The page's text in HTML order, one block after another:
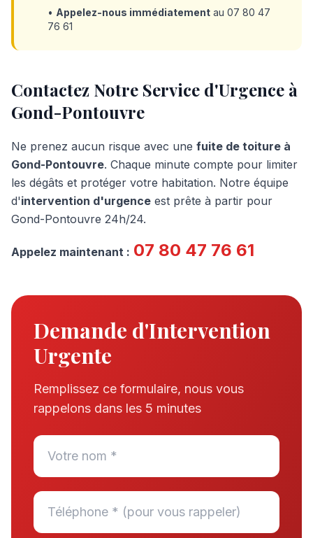
• Appelez-nous immédiatement au 07 80 47
76 61
Contactez Notre Service d'Urgence à
Gond-Pontouvre
Ne prenez aucun risque avec une fuite de toiture à
Gond-Pontouvre. Chaque minute compte pour limiter
les dégâts et protéger votre habitation. Notre équipe
d'intervention d'urgence est prête à partir pour
Gond-Pontouvre 24h/24.
Appelez maintenant : 07 80 47 76 61
Demande d'Intervention
Urgente
Remplissez ce formulaire, nous vous
rappelons dans les 5 minutes